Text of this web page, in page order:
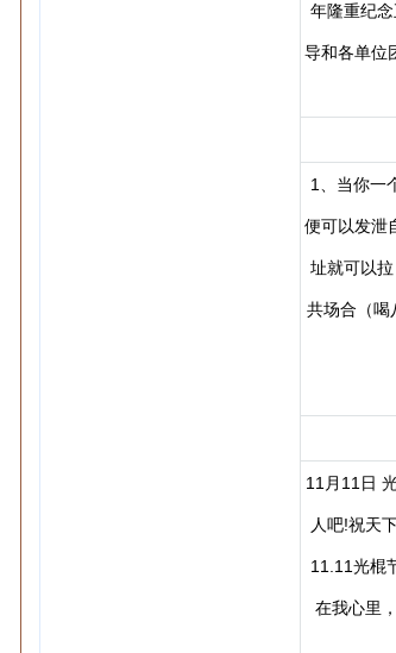
年隆重纪
导和各单位
1、当你一
便可以发泄
址就可以
共场合（喝
11月11日
人吧!祝天
11.11光棍
在我心里